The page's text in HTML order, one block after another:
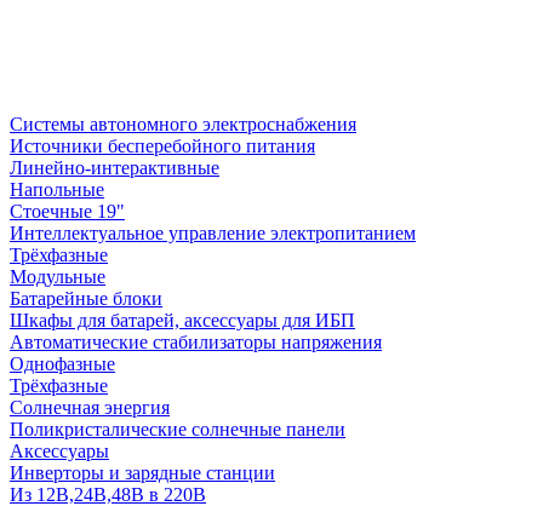
Системы автономного электроснабжения
Источники бесперебойного питания
Линейно-интерактивные
Напольные
Стоечные 19"
Интеллектуальное управление электропитанием
Трёхфазные
Модульные
Батарейные блоки
Шкафы для батарей, аксессуары для ИБП
Автоматические стабилизаторы напряжения
Однофазные
Трёхфазные
Солнечная энергия
Поликристалические солнечные панели
Аксессуары
Инверторы и зарядные станции
Из 12В,24В,48В в 220В